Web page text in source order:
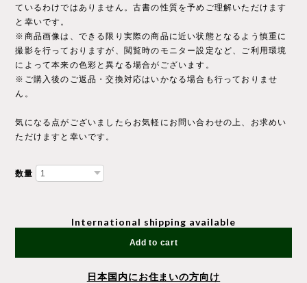
ているわけではありません。古書の性質を予めご理解いただけます
と幸いです。
※商品画像は、できる限り実際の商品に近い状態となるよう慎重に
撮影を行っておりますが、閲覧時のモニター設定など、ご利用環境
によって本来の色彩と異なる場合がございます。
※ご購入後のご返品・交換対応はいかなる場合も行っておりませ
ん。
気になる点がございましたらお気軽にお問い合わせの上、お求めい
ただけますと幸いです。
数量
International shipping available
Add to cart
日本国内にお住まいの方向け